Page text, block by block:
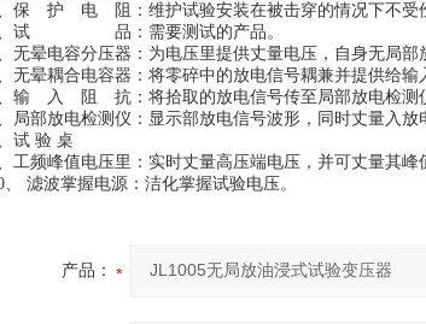
保 护 电 阻：维护试验安装在被击穿的情况下不受
试 品：需要测试的产品。
无晕电容分压器：为电压里提供丈量电压，自身无局部
无晕耦合电容器：将零碎中的放电信号耦兼并提供给输
输 入 阻 抗：将拾取的放电信号传至局部放电检测
局部放电检测仪：显示部放电信号波形，同时丈量入放
试 验 桌
工频峰值电压里：实时丈量高压端电压，并可丈量其峰
、 滤波掌握电源：洁化掌握试验电压。
产品：